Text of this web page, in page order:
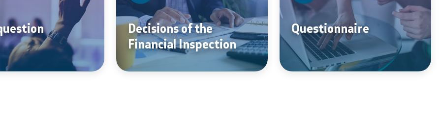
Decisions of the
Financial Inspection
Questionnaire